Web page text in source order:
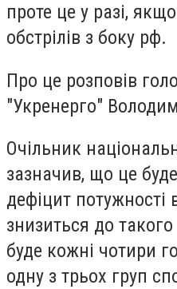
проте це у разі,
обстрілів з боку рф.
Про це розповів
"Укренерго"
Очільник
зазначив, що це
дефіцит потужності
знизиться до
буде кожні чотири
одну з трьох груп